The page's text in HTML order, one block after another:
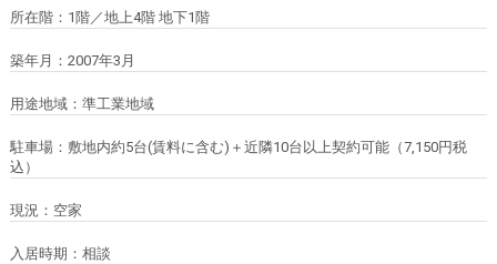
所在階：1階／地上4階 地下1階
築年月：2007年3月
用途地域：準工業地域
駐車場：敷地内約5台(賃料に含む)＋近隣10台以上契約可能（7,150円税
込）
現況：空家
入居時期：相談